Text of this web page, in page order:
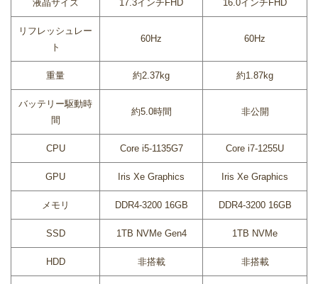
液晶サイズ 17.3インチFHD 16.0インチFHD
リフレッシュレー
ト
60Hz 60Hz
重量 約2.37kg 約1.87kg
バッテリー駆動時
間
約5.0時間 非公開
CPU Core i5-1135G7 Core i7-1255U
GPU Iris Xe Graphics Iris Xe Graphics
メモリ DDR4-3200 16GB DDR4-3200 16GB
SSD 1TB NVMe Gen4 1TB NVMe
HDD 非搭載 非搭載